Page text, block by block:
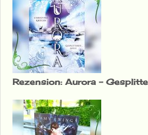
Rezension: Aurora –